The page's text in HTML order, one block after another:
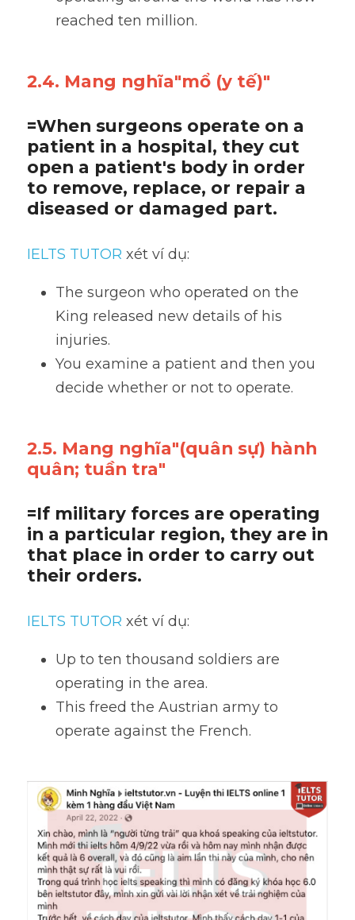
reached ten million.
2.4. Mang nghĩa"mổ (y tế)"
=When surgeons operate on a
patient in a hospital, they cut
open a patient's body in order
to remove, replace, or repair a
diseased or damaged part.
IELTS TUTOR xét ví dụ:
The surgeon who operated on the
King released new details of his
injuries.
You examine a patient and then you
decide whether or not to operate.
2.5. Mang nghĩa"(quân sự) hành
quân; tuần tra"
=If military forces are operating
in a particular region, they are in
that place in order to carry out
their orders.
IELTS TUTOR xét ví dụ:
Up to ten thousand soldiers are
operating in the area.
This freed the Austrian army to
operate against the French.